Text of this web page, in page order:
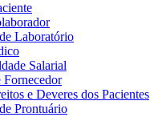
Laboratório
Salarial
Fornecedor
e Deveres dos Pacientes
Prontuário